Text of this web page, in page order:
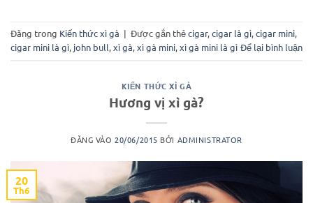
Đăng trong Kiến thức xì gà | Được gắn thẻcigar,cigar là gì,cigar mini,
cigar mini là gì, john bull,xì gà,xì gà mini,xì gà mini là gì Để lại bình luận
KIẾN THỨC XÌ GÀ
Hương vị xì gà?
ĐĂNG VÀO20/06/2015 BỞI ADMINISTRATOR
20
Th6